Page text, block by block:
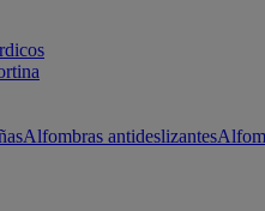
Alfombras antideslizantes